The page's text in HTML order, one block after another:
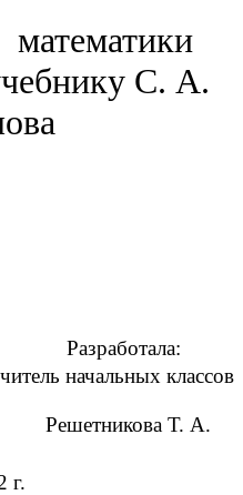
С. А.
Разработала:
начальных классов
Т. А.
г.